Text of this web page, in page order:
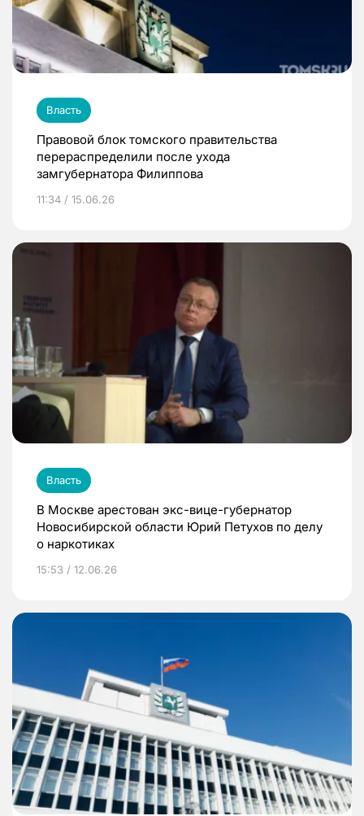
Власть
Правовой блок томского правительства
перераспределили после ухода
замгубернатора Филиппова
11:34 / 15.06.26
Власть
В Москве арестован экс-вице-губернатор
Новосибирской области Юрий Петухов по делу
о наркотиках
15:53 / 12.06.26